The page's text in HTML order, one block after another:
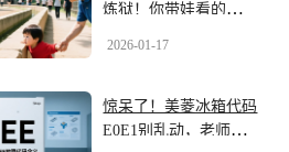
炼狱！你带娃看的不是
2026-01-17
惊呆了！美菱冰箱代码
E0E1别乱动，老师傅